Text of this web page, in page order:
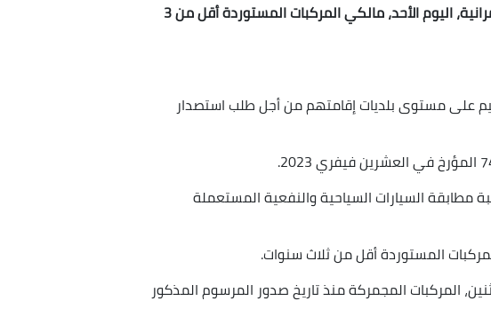
دعت وزارة الداخلية والجماعات المحلية والتهيئة العمرانية، اليوم الأحد، مالكي المركبات المستوردة أقل من 3
على مستوى بلديات إقامتهم من أجل طلب استصدار
السيارات السياحية والنفعية المستعملة
المستوردة أقل من ثلاث سنوات.
المركبات المجمركة منذ تاريخ صدور المرسوم المذكور